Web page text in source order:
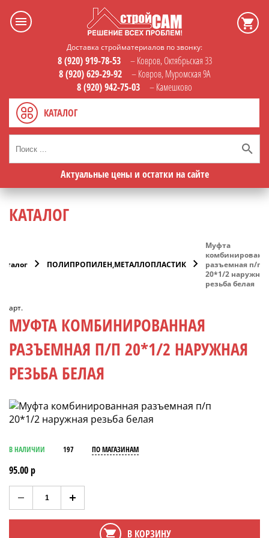
Доставка стройматериалов по звонку:
8 (920) 919-78-53
– Ковров, Октябрьская 33
8 (920) 629-29-92
– Ковров, Муромская 9А
8 (920) 942-75-03
– Камешково
КАТАЛОГ
Актуальные цены и остатки на сайте
КАТАЛОГ
ПОЛИПРОПИЛЕН,МЕТАЛЛОПЛАСТИК
Муфта
разъемная п/п
20*1/2 наружная
резьба белая
арт.
МУФТА КОМБИНИРОВАННАЯ
РАЗЪЕМНАЯ П/П 20*1/2 НАРУЖНАЯ
РЕЗЬБА БЕЛАЯ
В НАЛИЧИИ 197 ПО МАГАЗИНАМ
95.00 р
В КОРЗИНУ